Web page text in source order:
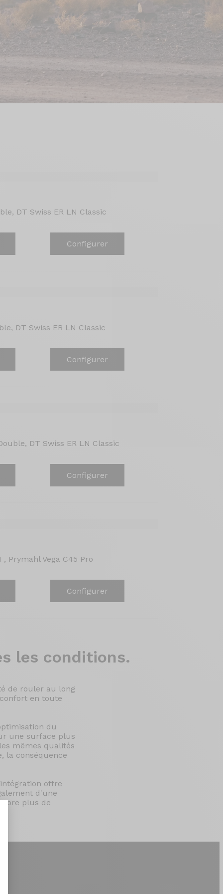
DT Swiss ER LN Classic
Configurer
DT Swiss ER LN Classic
Configurer
DT Swiss ER LN Classic
Configurer
, Prymahl Vega C45 Pro
Configurer
les conditions.
de rouler au long
en toute
du
une surface plus
mêmes qualités
la conséquence
offre
d'une
plus de